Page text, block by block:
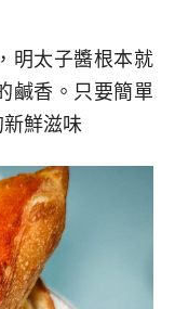
明太子醬根本就
鹹香。只要簡單
鮮滋味